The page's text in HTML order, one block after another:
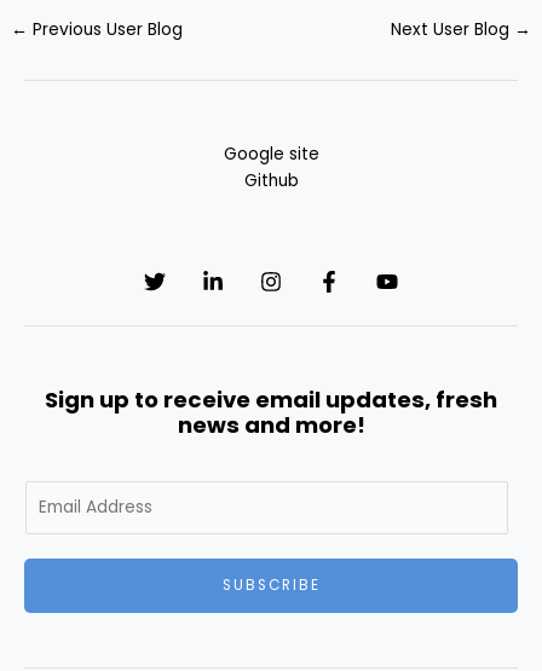
← Previous User Blog Next User Blog →
Google site
Github
Sign up to receive email updates, fresh
news and more!
m
SUBSCRIBE